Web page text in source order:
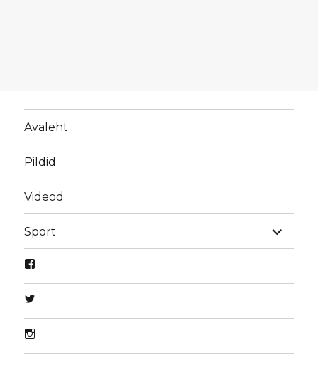
Avaleht
Pildid
Videod
Sport
laienda